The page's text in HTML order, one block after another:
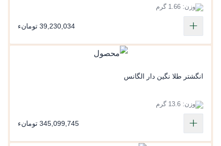
وزن: 1.66 گرم
39,230,034 تومانء
انگشتر طلا نگین دار الگانس
وزن: 13.6 گرم
345,099,745 تومانء